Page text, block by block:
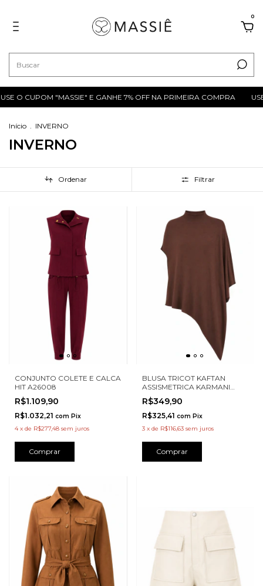
0
"MASSIE" E GANHE 7% OFF NA PRIMEIRA COMPRA USE O CUPOM
Início . INVERNO
INVERNO
Ordenar Filtrar
CONJUNTO COLETE E CALCA
HIT A26008
R$1.109,90
R$1.032,21 com Pix
4 x de R$277,48 sem juros
Comprar
BLUSA TRICOT KAFTAN
ASSISMETRICA KARMANI
A00094
R$349,90
R$325,41 com Pix
3 x de R$116,63 sem juros
Comprar